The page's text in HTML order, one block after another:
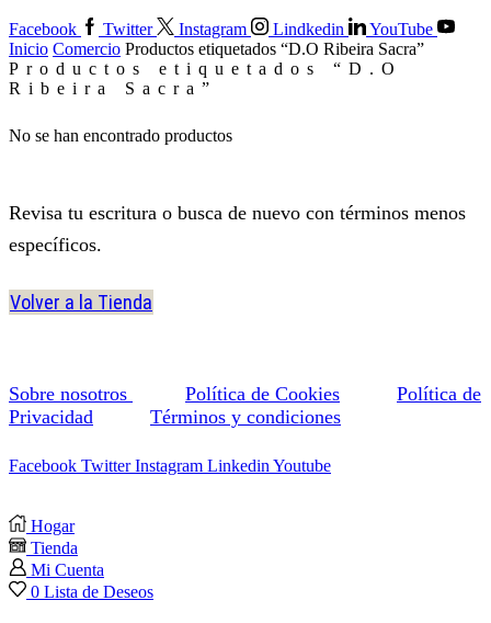
Facebook Twitter Instagram Lindkedin
YouTube
Inicio Comercio Productos etiquetados “D.O Ribeira Sacra”
Productos etiquetados “D.O
Ribeira Sacra”
No se han encontrado productos
Revisa tu escritura o busca de nuevo con términos menos
específicos.
Volver a la Tienda
Sobre nosotros Política de Cookies
Política de
Privacidad
Términos y condiciones
Facebook Twitter Instagram Linkedin Youtube
Hogar
Tienda
Mi Cuenta
0 Lista de Deseos